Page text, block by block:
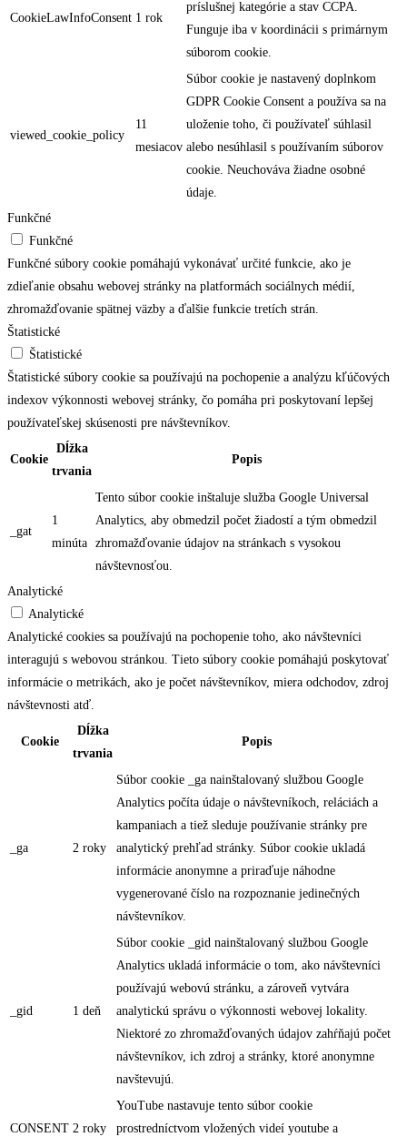
CookieLawInfoConsent 1 rok
príslušnej kategórie a stav CCPA.
Funguje iba v koordinácii s primárnym
súborom cookie.
viewed_cookie_policy
11
mesiacov
Súbor cookie je nastavený doplnkom
GDPR Cookie Consent a používa sa na
uloženie toho, či používateľ súhlasil
alebo nesúhlasil s používaním súborov
cookie. Neuchováva žiadne osobné
údaje.
Funkčné
Funkčné
Funkčné súbory cookie pomáhajú vykonávať určité funkcie, ako je
zdieľanie obsahu webovej stránky na platformách sociálnych médií,
zhromažďovanie spätnej väzby a ďalšie funkcie tretích strán.
Štatistické
Štatistické
Štatistické súbory cookie sa používajú na pochopenie a analýzu kľúčových
indexov výkonnosti webovej stránky, čo pomáha pri poskytovaní lepšej
používateľskej skúsenosti pre návštevníkov.
Cookie
Dĺžka
trvania
Popis
_gat
1
minúta
Tento súbor cookie inštaluje služba Google Universal
Analytics, aby obmedzil počet žiadostí a tým obmedzil
zhromažďovanie údajov na stránkach s vysokou
návštevnosťou.
Analytické
Analytické
Analytické cookies sa používajú na pochopenie toho, ako návštevníci
interagujú s webovou stránkou. Tieto súbory cookie pomáhajú poskytovať
informácie o metrikách, ako je počet návštevníkov, miera odchodov, zdroj
návštevnosti atď.
Cookie
Dĺžka
trvania
Popis
_ga 2 roky
Súbor cookie _ga nainštalovaný službou Google
Analytics počíta údaje o návštevníkoch, reláciách a
kampaniach a tiež sleduje používanie stránky pre
analytický prehľad stránky. Súbor cookie ukladá
informácie anonymne a priraďuje náhodne
vygenerované číslo na rozpoznanie jedinečných
návštevníkov.
_gid 1 deň
Súbor cookie _gid nainštalovaný službou Google
Analytics ukladá informácie o tom, ako návštevníci
používajú webovú stránku, a zároveň vytvára
analytickú správu o výkonnosti webovej lokality.
Niektoré zo zhromažďovaných údajov zahŕňajú počet
návštevníkov, ich zdroj a stránky, ktoré anonymne
navštevujú.
CONSENT 2 roky
YouTube nastavuje tento súbor cookie
prostredníctvom vložených videí youtube a